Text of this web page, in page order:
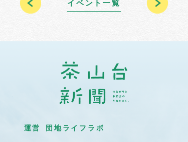
イベント一覧
運営 団地ライフラボ